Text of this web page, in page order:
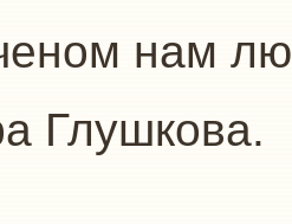
нам
Глушкова.